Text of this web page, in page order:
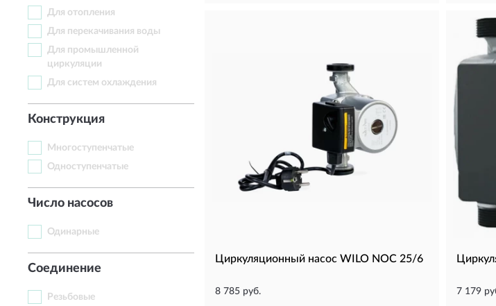
Для отопления
Для перекачивания воды
Для промышленной
циркуляции
Для систем охлаждения
Конструкция
Многоступенчатые
Одноступенчатые
Число насосов
Одинарные
Соединение
Резьбовые
Циркуляционный насос WILO NOC 25/6
8 785 руб. 7 179